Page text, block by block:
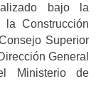
bajo la
Construcción
Superior
General
Ministerio de